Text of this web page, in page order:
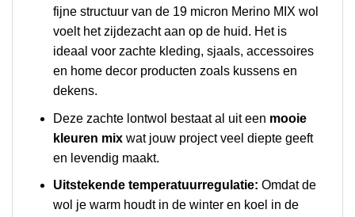
fijne structuur van de 19 micron Merino MIX wol
voelt het zijdezacht aan op de huid. Het is
ideaal voor zachte kleding, sjaals, accessoires
en home decor producten zoals kussens en
dekens.
Deze zachte lontwol bestaat al uit een mooie
kleuren mixwat jouw project veel diepte geeft
en levendig maakt.
Uitstekende temperatuurregulatie: Omdat de
wol je warm houdt in de winter en koel in de